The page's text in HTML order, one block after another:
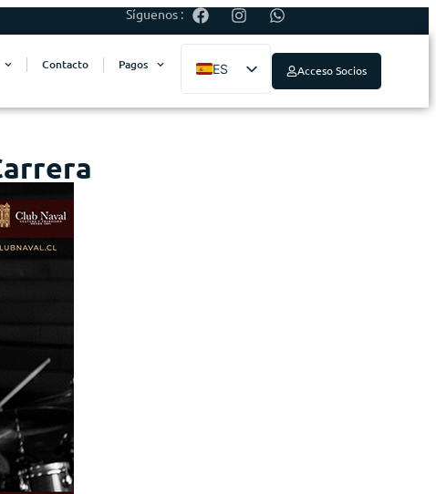
Síguenos :
Contacto Pagos
ES
EN
Acceso Socios